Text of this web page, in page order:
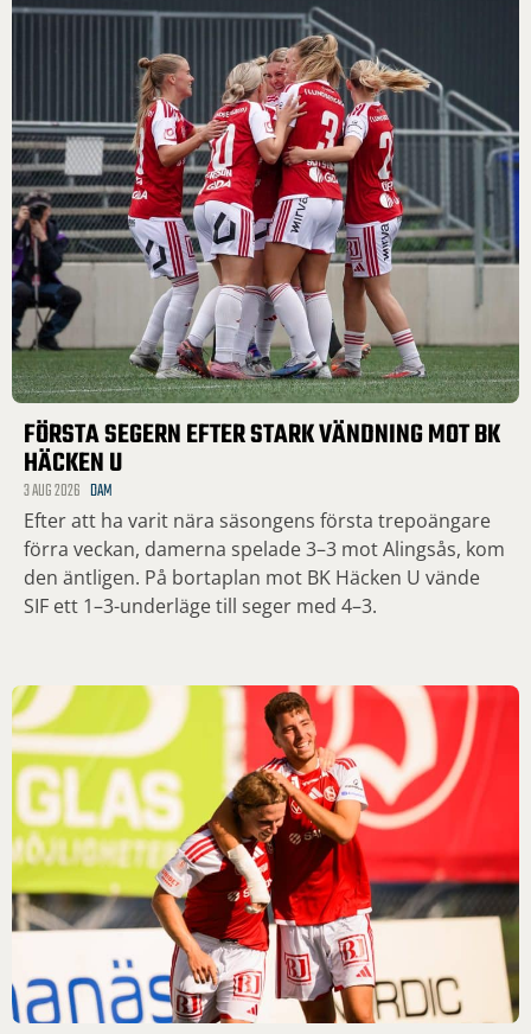
FÖRSTA SEGERN EFTER STARK VÄNDNING MOT BK
HÄCKEN U
3 AUG 2026 DAM
Efter att ha varit nära säsongens första trepoängare
förra veckan, damerna spelade 3–3 mot Alingsås, kom
den äntligen. På bortaplan mot BK Häcken U vände
SIF ett 1–3-underläge till seger med 4–3.